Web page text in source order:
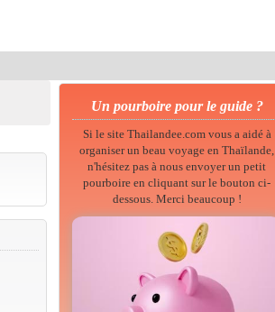
Un pourboire pour le guide ?
Si le site Thailandee.com vous a aidé à
organiser un beau voyage en Thaïlande,
n'hésitez pas à nous envoyer un petit
pourboire en cliquant sur le bouton ci-
dessous. Merci beaucoup !